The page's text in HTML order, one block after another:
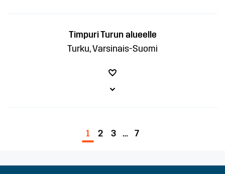
Timpuri Turun alueelle
Turku, Varsinais-Suomi
1 2 3 … 7